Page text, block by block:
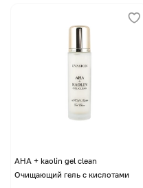
AHA + kaolin gel clean
Очищающий гель с кислотами